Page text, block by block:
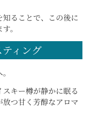
ることで、この後に
。
ィング
キー樽が静かに眠る
つ甘く芳醇なアロマ